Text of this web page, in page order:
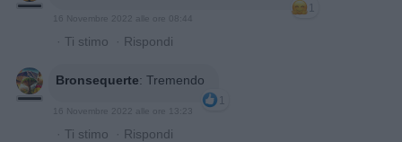
1
16 Novembre 2022 alle ore 08:44
· Ti stimo · Rispondi
Bronsequerte: Tremendo
1
16 Novembre 2022 alle ore 13:23
· Ti stimo · Rispondi